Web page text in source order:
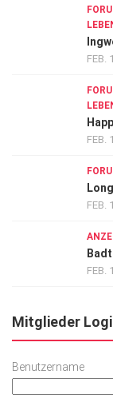
FEB.
FEB.
FEB.
FEB.
Mitglieder
Benutzername